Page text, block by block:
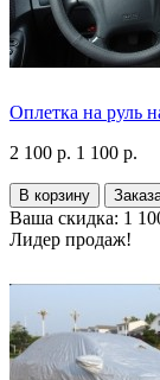
Оплетка на руль
2 100 р. 1 100 р.
В корзину
Ваша скидка: 1
Лидер продаж!